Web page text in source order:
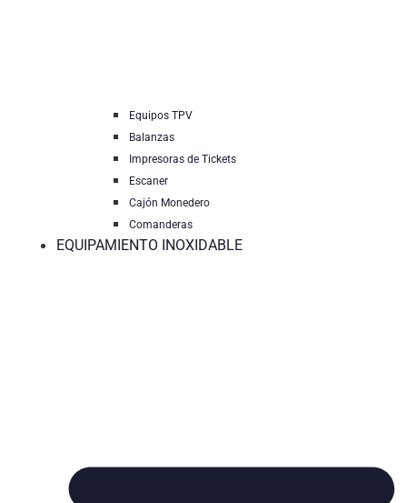
Equipos TPV
Balanzas
Impresoras de Tickets
Escaner
Cajón Monedero
Comanderas
EQUIPAMIENTO INOXIDABLE